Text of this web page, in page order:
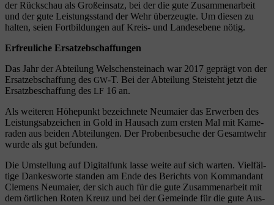
der Rück­schau als Groß­ein­satz, bei der die gute Zusam­men­ar­beit
und der gute Leis­tungs­stand der Wehr über­zeug­te. Um die­sen zu
hal­ten, sei­en Fort­bil­dun­gen auf Kreis- und Lan­des­ebe­ne nötig.
Erfreu­li­che Ersatzebschaffungen
Das Jahr der Abtei­lung Wel­schen­stein­ach war 2017 geprägt von der
Ersat­zeb­schaf­fung des GW‑T. Bei der Abtei­lung Stei­steht jetzt die
Ersatz­be­schaf­fung des LF 16 an.
Als wei­te­ren Höhe­punkt bezeich­ne­te Neu­mai­er das Erwer­ben des
Leis­tungs­ab­zei­chen in Gold in Hausach zum ers­ten Mal mit Kame­
ra­den aus bei­den Abtei­lun­gen. Der Pro­ben­be­su­che der Gesamt­wehr
wur­de als gut befunden.
Die Umstel­lung auf Digi­tal­funk las­se wei­te auf sich war­ten. Viel­fäl­
ti­ge Dan­kes­wor­te stan­den am Ende des Berichts von Kom­man­dant
Cle­mens Neu­mai­er, der sich auch für die gute Zusam­men­ar­beit mit
dem ört­li­chen Roten Kreuz und bei der Gemein­de für die gute Aus­